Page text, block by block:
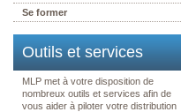
Se former
Outils et services
MLP met à votre disposition de
nombreux outils et services afin de
vous aider à piloter votre distribution